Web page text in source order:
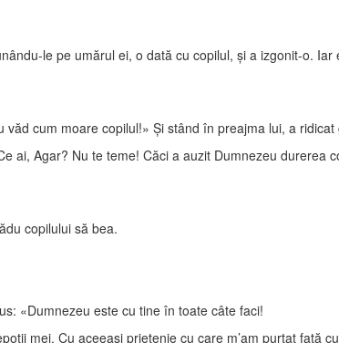
le pe umărul ei, o dată cu copilul, şi a izgonit-o. Iar
cum moare copilul!» Şi stând în preajma lui, a ridicat
ai, Agar? Nu te teme! Căci a auzit Dumnezeu durerea
copilului să bea.
«Dumnezeu este cu tine în toate câte faci!
mei. Cu aceeaşi prietenie cu care m’am purtat faţă